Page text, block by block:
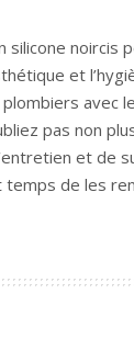
silicone
et
avec
pas non
et de
temps de les